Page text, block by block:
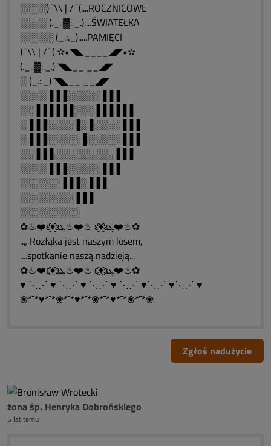
░░░░)¯`\\ | /´¯(....ROCZNICOWE
░░░░ (._.:▓:._.)....ŚWIATEŁKA
░░░░░ (_.:._).....PAMIĘCI
)¯`\\ | /´¯( ✫•◥◣____◢◤•✫
(._.:▓:._.) ◥◣__ __◢◤
░ (_.:._) ◥◣__ __◢◤
░░░░▐▐▐░░░░░▐▐▐
░░▐▐▐▐▐▐░░░▐▐▐▐▐▐
░▐▐▐░░░░▐░▐░░░░▐▐▐
░▐▐▐░░░░░▐░░░░░▐▐▐
░░▐▐▐░░░░░░░░░▐▐▐
░░░░▐▐▐░░░░░▐▐▐
░░░░░░▐▐▐░▐▐▐
░░░░░░░░▐▐▐
░░░░░░░░░
✿♨❤️ԑ̮̑♦̮̑ɜܓ♨❤️♨ ԑ̮̑♦̮̑ɜܓ❤️♨✿
..„ Rozłąka jest naszym losem,
....spotkanie naszą nadzieją...
✿♨❤️ԑ̮̑♦̮̑ɜܓ♨❤️♨ ԑ̮̑♦̮̑ɜܓ❤️♨✿
♥ ⋱⋰ ♥ ⋱⋰ ♥ ⋱⋰ ♥ ⋱⋰ ♥⋱⋰ ♥⋱⋰ ♥
❀*¯*♥*¯*❀*¯*♥*¯*❀*¯*♥*¯*❀*¯*❀
Zgłoś nadużycie
żona śp. Henryka Dobrońskiego
5 lat temu